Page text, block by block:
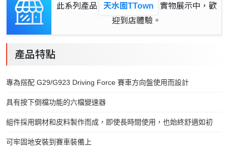
此系列產品 天水圍TTown
實物展示中，歡
迎到店體驗。
產品特點
專為搭配 G29/G923 Driving Force 賽車方向盤使用而設計
具有按下倒檔功能的六檔變速器
組件採用鋼材和皮料製作而成，即使長時間使用，也始終舒適如初
可牢固地安裝到賽車裝備上